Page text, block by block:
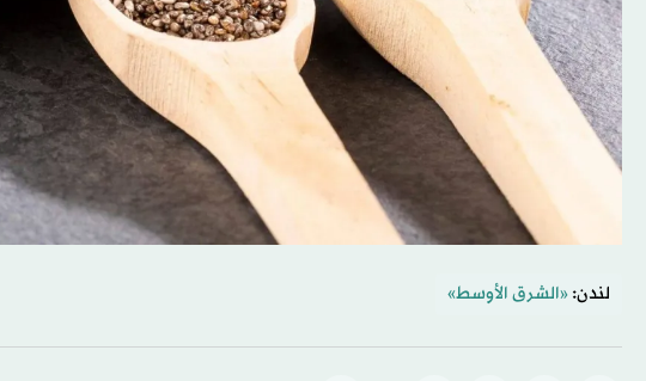
لندن: «الشرق الأوسط»